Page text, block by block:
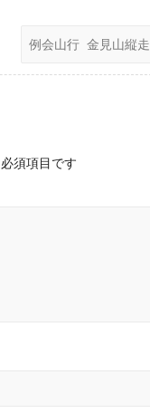
例会山行 金見山縦走
須項目です